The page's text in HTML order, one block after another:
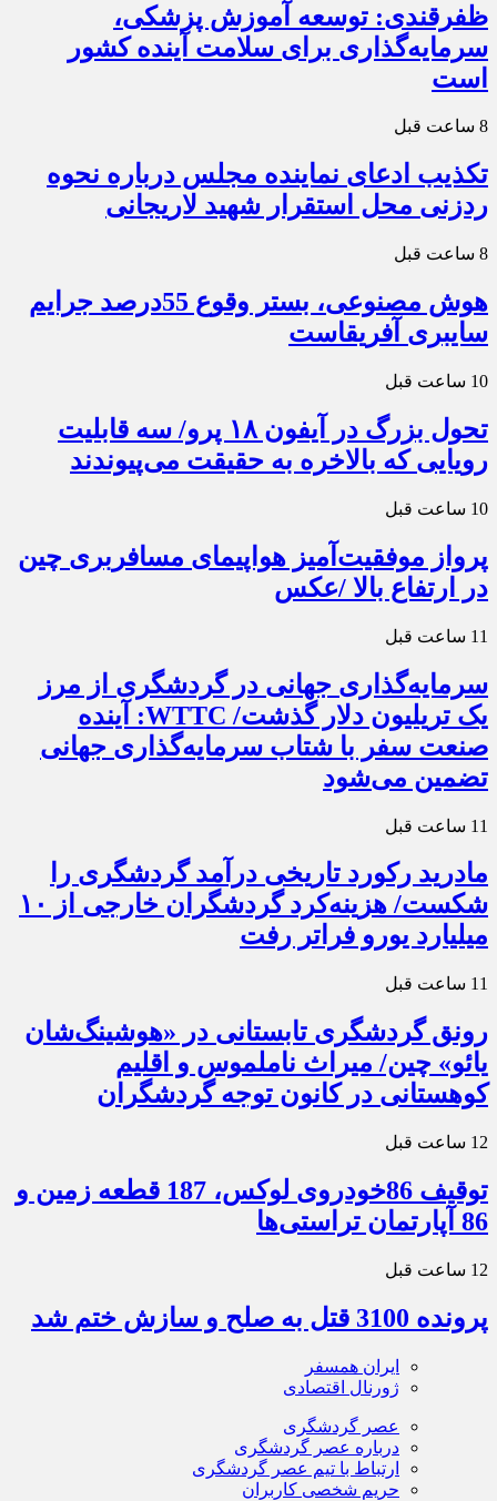
ظفرقندی: توسعه آموزش پزشکی،
سرمایه‌گذاری برای سلامت آینده کشور
است
8 ساعت قبل
تکذیب ادعای نماینده مجلس درباره نحوه
ردزنی محل استقرار شهید لاریجانی
8 ساعت قبل
هوش مصنوعی، بستر وقوع 55درصد جرایم
سایبری آفریقاست
10 ساعت قبل
تحول بزرگ در آیفون ۱۸ پرو/ سه قابلیت
رویایی که بالاخره به حقیقت می‌پیوندند
10 ساعت قبل
پرواز موفقیت‌آمیز هواپیمای مسافربری چین
در ارتفاع بالا /عکس
11 ساعت قبل
سرمایه‌گذاری جهانی در گردشگری از مرز
یک تریلیون دلار گذشت/ WTTC: آینده
صنعت سفر با شتاب سرمایه‌گذاری جهانی
تضمین می‌شود
11 ساعت قبل
مادرید رکورد تاریخی درآمد گردشگری را
شکست/ هزینه‌کرد گردشگران خارجی از ۱۰
میلیارد یورو فراتر رفت
11 ساعت قبل
رونق گردشگری تابستانی در «هوشینگ‌شان
یائو» چین/ میراث ناملموس و اقلیم
کوهستانی در کانون توجه گردشگران
12 ساعت قبل
توقیف 86خودروی لوکس، 187 قطعه زمین و
86 آپارتمان تراستی‌ها
12 ساعت قبل
پرونده 3100 قتل به صلح و سازش ختم شد
ایران همسفر
ژورنال اقتصادی
عصر گردشگری
درباره عصر گردشگری
ارتباط با تیم عصر گردشگری
حریم شخصی کاربران